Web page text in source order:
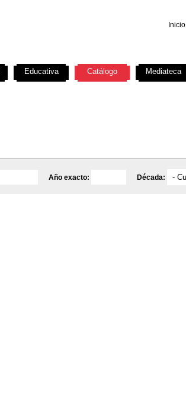
Inicio
Año exacto: Década:
Educativa Catálogo Mediateca